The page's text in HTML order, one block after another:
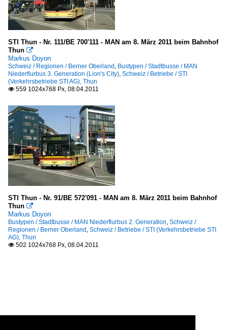
STI Thun - Nr. 111/BE 700'111 - MAN am 8. März 2011 beim Bahnhof
Thun 
Markus Doyon
Schweiz / Regionen / Berner Oberland , Bustypen / Stadtbusse / MAN
Niederflurbus 3. Generation (Lion's City), Schweiz / Betriebe / STI
(Verkehrsbetriebe STI AG), Thun
 559 1024x768 Px, 08.04.2011
STI Thun - Nr. 91/BE 572'091 - MAN am 8. März 2011 beim Bahnhof
Thun 
Markus Doyon
Bustypen / Stadtbusse / MAN Niederflurbus 2. Generation, Schweiz /
Regionen / Berner Oberland , Schweiz / Betriebe / STI (Verkehrsbetriebe STI
AG), Thun
 502 1024x768 Px, 08.04.2011